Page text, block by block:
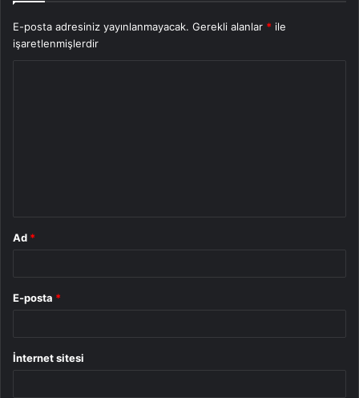
E-posta adresiniz yayınlanmayacak. Gerekli alanlar * ile
işaretlenmişlerdir
Ad *
E-posta *
İnternet sitesi